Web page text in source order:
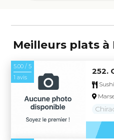
Meilleurs plats à
5.00 / 5
1 avis
252.